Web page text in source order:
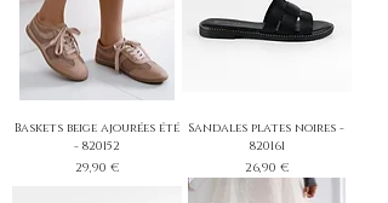
Baskets beige ajourées été
- 820152
Prix
29,90 €
Sandales plates noires -
820161
Prix
26,90 €